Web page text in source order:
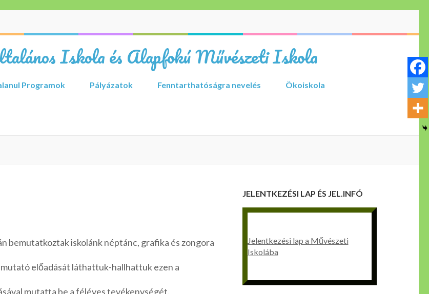
Iskola és Alapfokú Művészeti Iskola
Programok Pályázatok Fenntarthatóságra nevelés Ökoiskola
bemutatkoztak iskolánk néptánc, grafika és zongora
előadását láthattuk-hallhattuk ezen a
mutatta be a féléves tevékenységét.
JELENTKEZÉSI LAP ÉS JEL.INFÓ
Jelentkezési lap a Művészeti
Iskolába